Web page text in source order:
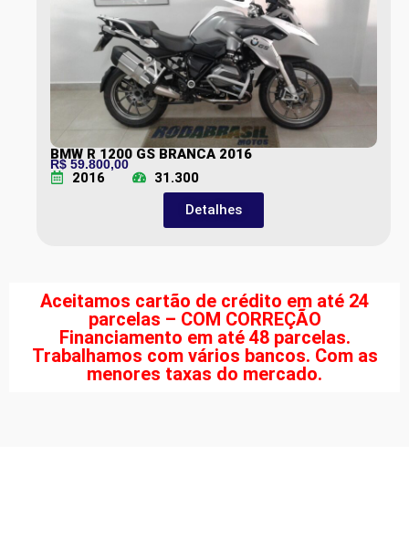
BMW R 1200 GS BRANCA 2016
R$ 59.800,00
2016
31.300
Detalhes
Aceitamos cartão de crédito em até 24
parcelas – COM CORREÇÃO
Financiamento em até 48 parcelas.
Trabalhamos com vários bancos. Com as
menores taxas do mercado.